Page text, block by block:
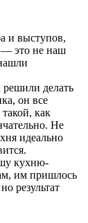
и выступов,
— это не наш
делать
он все
как
Не
идеально
кухню-
им пришлось
результат